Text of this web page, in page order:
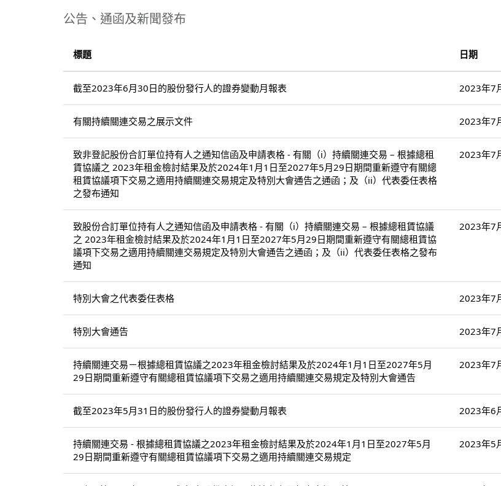
公告、通函及新聞發布
標題 日期
截至2023年6月30日的股份發行人的證券變動月報表 2023年7
有關持續關連交易之展示文件 2023年7
致非登記股份合訂單位持有人之通知信函及申請表格 - 有關（i）持續關連交易 – 根據總租
賃協議之 2023年租金檢討結果及於2024年1月1日至2027年5月29日期間重新遵守有關總
租賃協議項下交易之適用持續關連交易規定及特別大會通告之通函；及（ii）代表委任表格
之發布通知
2023年7
致股份合訂單位持有人之通知信函及申請表格 - 有關（i）持續關連交易 – 根據總租賃協議
之 2023年租金檢討結果及於2024年1月1日至2027年5月29日期間重新遵守有關總租賃協
議項下交易之適用持續關連交易規定及特別大會通告之通函；及（ii）代表委任表格之發布
通知
2023年7
特別大會之代表委任表格 2023年7
特別大會通告 2023年7
持續關連交易－根據總租賃協議之2023年租金檢討結果及於2024年1月1日至2027年5月
29日期間重新遵守有關總租賃協議項下交易之適用持續關連交易規定及特別大會通告
2023年7
截至2023年5月31日的股份發行人的證券變動月報表 2023年6
持續關連交易 - 根據總租賃協議之2023年租金檢討結果及於2024年1月1日至2027年5月
29日期間重新遵守有關總租賃協議項下交易之適用持續關連交易規定
2023年5